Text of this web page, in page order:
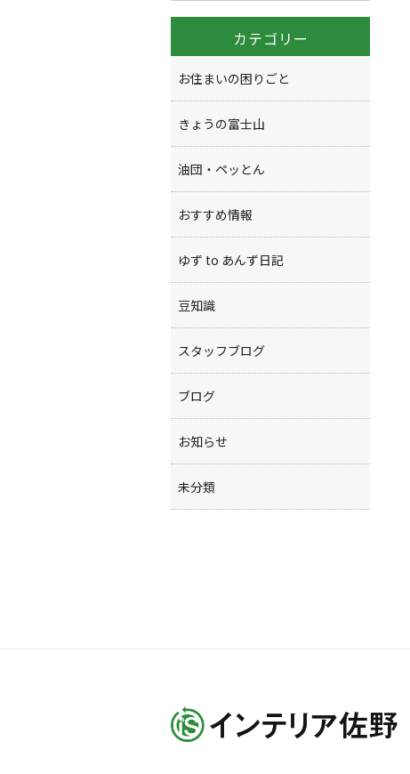
カテゴリー
お住まいの困りごと
きょうの富士山
油団・ペッとん
おすすめ情報
ゆず to あんず日記
豆知識
スタッフブログ
ブログ
お知らせ
未分類